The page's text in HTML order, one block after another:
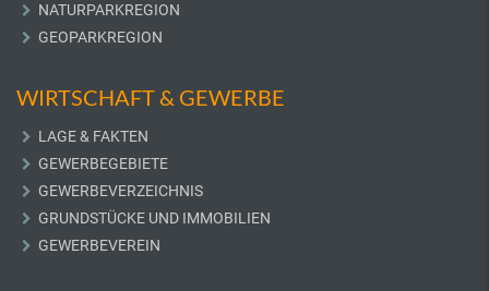
NATURPARKREGION
GEOPARKREGION
WIRTSCHAFT & GEWERBE
LAGE & FAKTEN
GEWERBEGEBIETE
GEWERBEVERZEICHNIS
GRUNDSTÜCKE UND IMMOBILIEN
GEWERBEVEREIN